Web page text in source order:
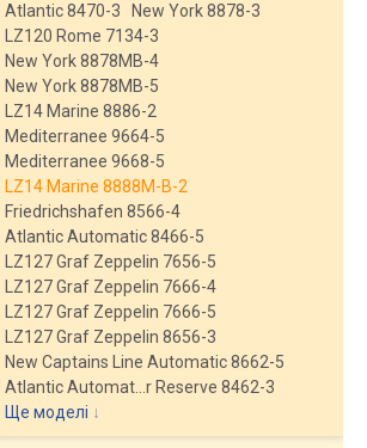
Atlantic 8470-3
New York 8878-3
LZ120 Rome 7134-3
New York 8878MB-4
New York 8878MB-5
LZ14 Marine 8886-2
Mediterranee 9664-5
Mediterranee 9668-5
LZ14 Marine 8888M-B-2
Friedrichshafen 8566-4
Atlantic Automatic 8466-5
LZ127 Graf Zeppelin 7656-5
LZ127 Graf Zeppelin 7666-4
LZ127 Graf Zeppelin 7666-5
LZ127 Graf Zeppelin 8656-3
New Captains Line Automatic 8662-5
Atlantic Automat…r Reserve 8462-3
Ще моделі ↓